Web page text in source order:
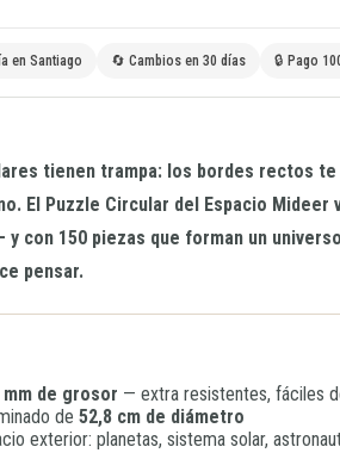
en Santiago 🔄 Cambios en 30 días 🔒 Pago
tienen trampa: los bordes rectos te
El Puzzle Circular del Espacio Mideer
con 150 piezas que forman un
pensar.
de grosor — extra resistentes, fáciles
de 52,8 cm de diámetro
exterior: planetas, sistema solar,